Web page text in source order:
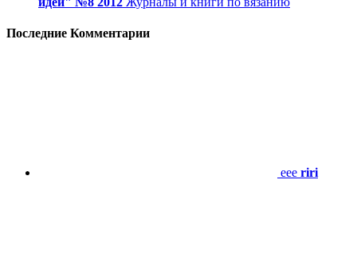
Последние Комментарии
eee riri